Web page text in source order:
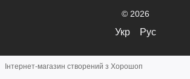
© 2026
Укр Рус
Інтернет-магазин створений з Хорошоп